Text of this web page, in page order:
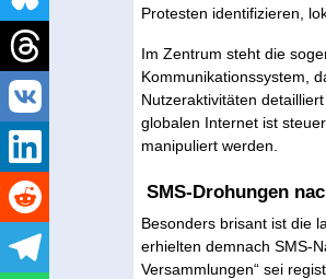
Protesten identifizieren,
Im Zentrum steht die
Kommunikationssystem,
Nutzeraktivitäten
globalen Internet ist
manipuliert werden.
SMS-Drohungen
Besonders brisant ist die
erhielten demnach SMS-
Versammlungen“ sei